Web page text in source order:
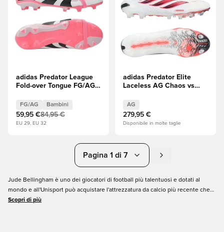
adidas Predator League
Fold-over Tongue FG/AG
Pink/Core Black
(Nero)/Footwear White
(Bianco) Bambini
FG/AG Bambini
59,95 €84,95 €
EU 29, EU 32
adidas Predator Elite
Laceless AG Chaos vs
AG
279,95 €
Disponibile in molte taglie
Pagina 1 di 7
Jude Bellingham è uno dei giocatori di football più talentuosi e dotati al
mondo e all'Unisport può acquistare l'attrezzatura da calcio più recente che
usa. Allontanatosi dall'Inghilterra in giovane età, Bellingham non è mai stato
Scopri di più